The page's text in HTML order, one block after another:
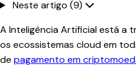
Neste artigo (9)
A Inteligência Artificial está a
os ecossistemas cloud em
de pagamento em